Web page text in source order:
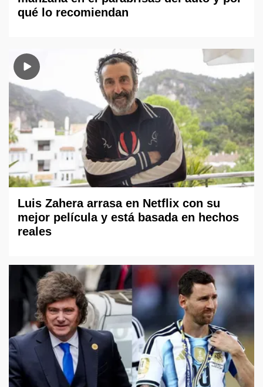
qué lo recomiendan
Luis Zahera arrasa en Netflix con su
mejor película y está basada en hechos
reales